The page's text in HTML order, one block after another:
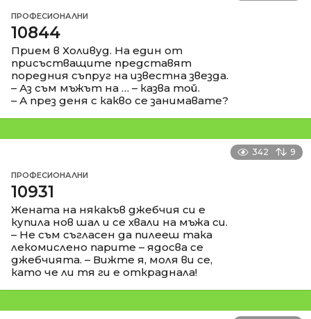
ПРОФЕСИОНАЛНИ
10844
Прием в Холивуд. На един от
присъстващите представят
поредния съпруг на известна звезда.
– Аз съм мъжът на … – казва той.
– А през деня с какво се занимавате?
342 9
ПРОФЕСИОНАЛНИ
10931
Жената на някакъв джебчия си е
купила нов шал и се хвали на мъжа си.
– Не съм съгласен да пилееш така
лекомислено парите – ядосва се
джебчията. – Вижте я, моля ви се,
като че ли тя ги е откраднала!